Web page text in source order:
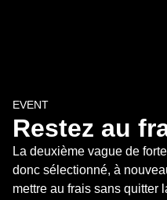
EVENT
Restez au
La deuxième vague de
donc sélectionné, à
mettre au frais sans quitter